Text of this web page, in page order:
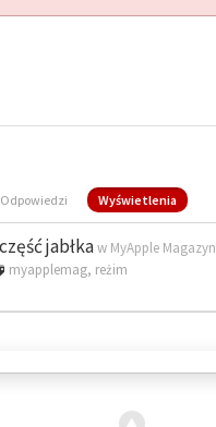
Odpowiedzi Wyświetlenia
jabłkaw MyApple Magazyn
myapplemag, reżim